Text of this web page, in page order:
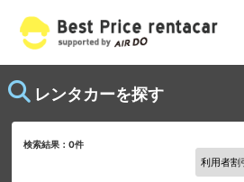
レンタカーを探す
検索結果：0件